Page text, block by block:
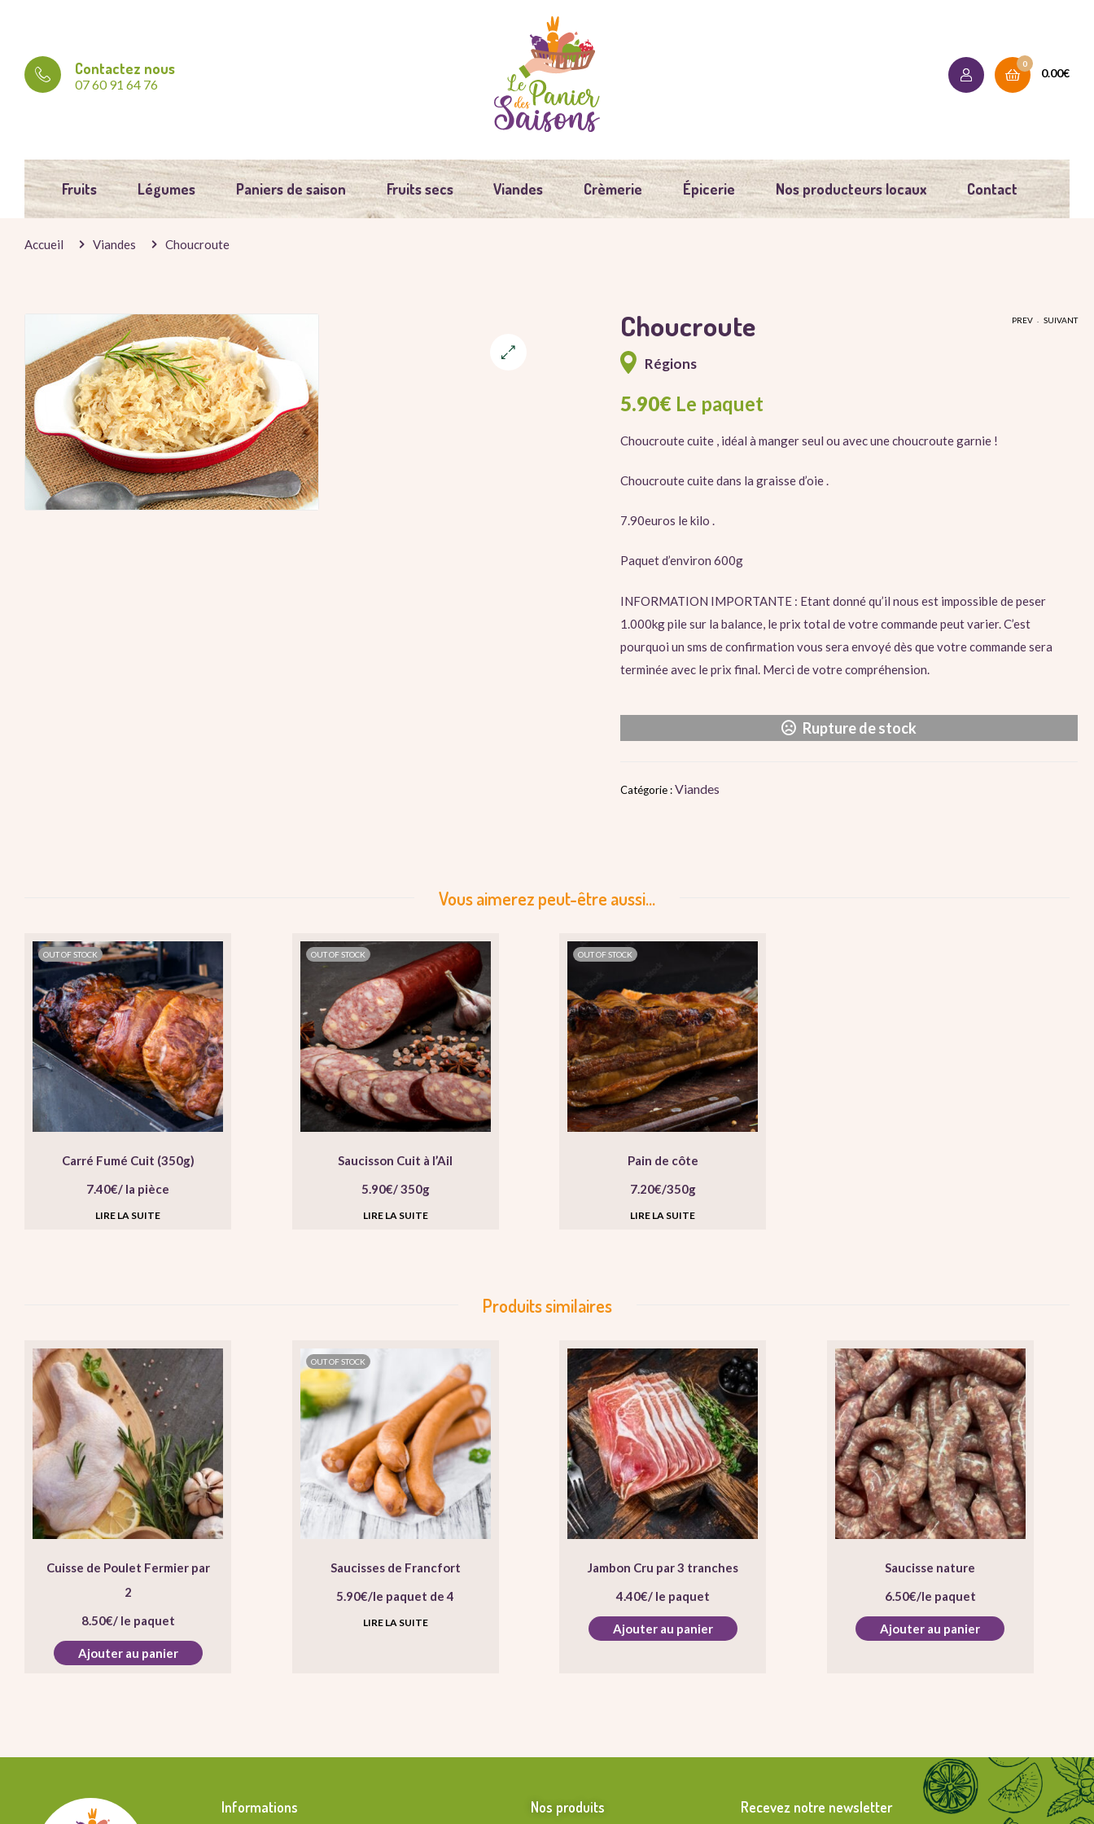
Contactez nous
07 60 91 64 76
0
0.00€
Fruits Légumes Paniers de saison Fruits secs Viandes Crèmerie Épicerie Nos producteurs locaux Contact
Accueil Viandes Choucroute
PREV SUIVANT
Choucroute
Régions
5.90€ Le paquet
Choucroute cuite , idéal à manger seul ou avec une choucroute garnie !
Choucroute cuite dans la graisse d’oie .
7.90euros le kilo .
Paquet d’environ 600g
INFORMATION IMPORTANTE : Etant donné qu’il nous est impossible de peser
1.000kg pile sur la balance, le prix total de votre commande peut varier. C’est
pourquoi un sms de confirmation vous sera envoyé dès que votre commande sera
terminée avec le prix final. Merci de votre compréhension.
Rupture de stock
Catégorie :Viandes
Vous aimerez peut-être aussi…
OUT OF STOCK
Carré Fumé Cuit (350g)
7.40€/ la pièce
LIRE LA SUITE
OUT OF STOCK
Saucisson Cuit à l’Ail
5.90€/ 350g
LIRE LA SUITE
OUT OF STOCK
Pain de côte
7.20€/350g
LIRE LA SUITE
Produits similaires
Cuisse de Poulet Fermier par
2
8.50€/ le paquet
Ajouter au panier
OUT OF STOCK
Saucisses de Francfort
5.90€/le paquet de 4
LIRE LA SUITE
Jambon Cru par 3 tranches
4.40€/ le paquet
Ajouter au panier
Saucisse nature
6.50€/le paquet
Ajouter au panier
Informations Nos produits Recevez notre newsletter